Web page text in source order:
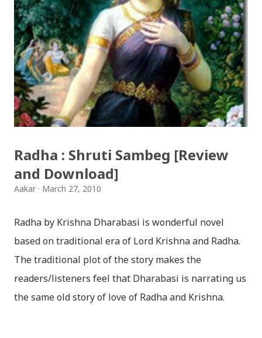
भैलो)- सुरसुधा नोट: यी अपलोड गरिएका गितसंगितहरु व्यावसायिक
प्रायोजनको लागि प्रयोग नगर्न आग्रह गर्दछौँ । इन्टरनेटमा भेटिएका
गितहरुलाई हामीले यहाँ एकै ठाउँमा सजिलोको लागि राखिदिएको मात्र
हौँ । तपाई यदि यी गित संगितको सर्जक हुनुहुन्छ र गित संगित यहाँबाट
हटाउनुपर्ने भए जानकारी गराउनुहोला । फेरी एकपटक शुभ दिपावलीको
हार्दिक मंगलमय शुभकामना व्यक्त गर्दछौँ ।
Radha : Shruti Sambeg [Review
and Download]
Aakar March 27, 2010
Radha by Krishna Dharabasi is wonderful novel
based on traditional era of Lord Krishna and Radha.
The traditional plot of the story makes the
readers/listeners feel that Dharabasi is narrating us
the same old story of love of Radha and Krishna.